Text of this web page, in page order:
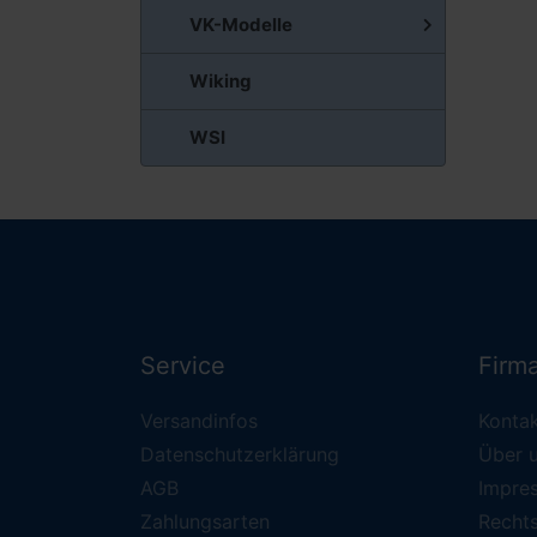
VK-Modelle
Wiking
WSI
Service
Versandinfos
Datenschutzerklärung
AGB
Zahlungsarten
Über